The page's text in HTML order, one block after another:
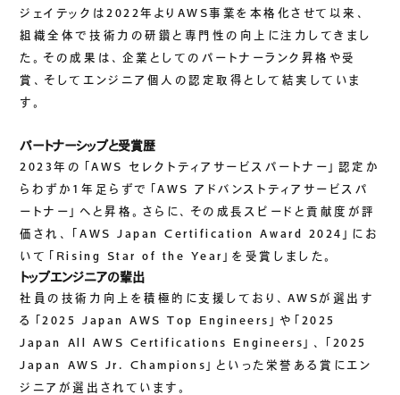
ジェイテックは2022年よりAWS事業を本格化させて以来、
組織全体で技術力の研鑽と専門性の向上に注力してきまし
た。その成果は、企業としてのパートナーランク昇格や受
賞、そしてエンジニア個人の認定取得として結実していま
す。
パートナーシップと受賞歴
2023年の「AWS セレクトティアサービスパートナー」認定か
らわずか1年足らずで「AWS アドバンストティアサービスパ
ートナー」へと昇格。さらに、その成長スピードと貢献度が評
価され、「AWS Japan Certification Award 2024」にお
いて「Rising Star of the Year」を受賞しました。
トップエンジニアの輩出
社員の技術力向上を積極的に支援しており、AWSが選出す
る「2025 Japan AWS Top Engineers」や「2025
Japan All AWS Certifications Engineers」、「2025
Japan AWS Jr. Champions」といった栄誉ある賞にエン
ジニアが選出されています。